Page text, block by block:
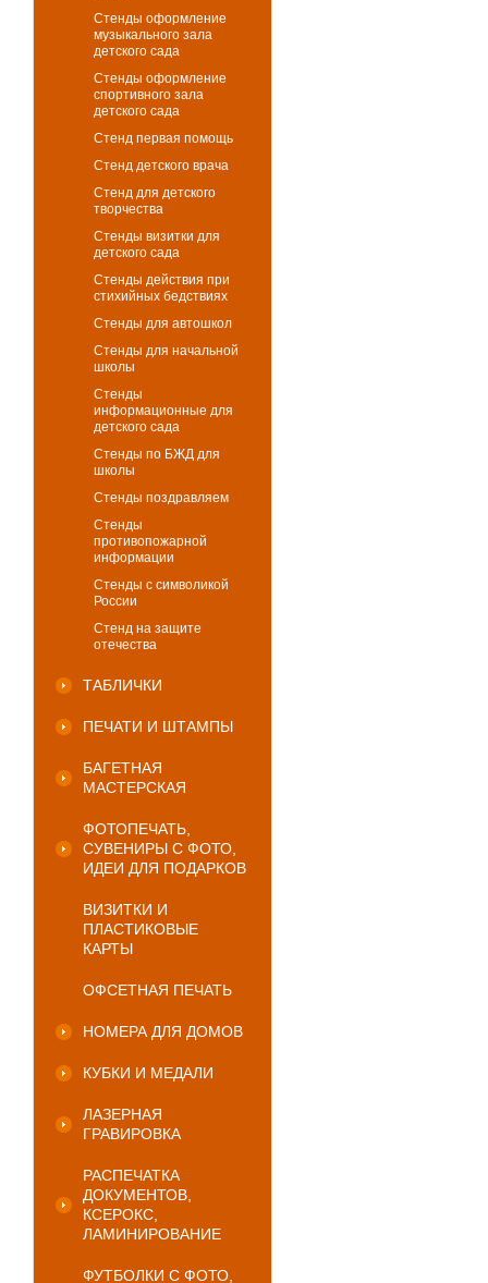
Стенды оформление
музыкального зала
детского сада
Стенды оформление
спортивного зала
детского сада
Стенд первая помощь
Стенд детского врача
Стенд для детского
творчества
Стенды визитки для
детского сада
Стенды действия при
стихийных бедствиях
Стенды для автошкол
Стенды для начальной
школы
Стенды
информационные для
детского сада
Стенды по БЖД для
школы
Стенды поздравляем
Стенды
противопожарной
информации
Стенды с символикой
России
Стенд на защите
отечества
ТАБЛИЧКИ
ПЕЧАТИ И ШТАМПЫ
БАГЕТНАЯ
МАСТЕРСКАЯ
ФОТОПЕЧАТЬ,
СУВЕНИРЫ С ФОТО,
ИДЕИ ДЛЯ ПОДАРКОВ
ВИЗИТКИ И
ПЛАСТИКОВЫЕ
КАРТЫ
ОФСЕТНАЯ ПЕЧАТЬ
НОМЕРА ДЛЯ ДОМОВ
КУБКИ И МЕДАЛИ
ЛАЗЕРНАЯ
ГРАВИРОВКА
РАСПЕЧАТКА
ДОКУМЕНТОВ,
КСЕРОКС,
ЛАМИНИРОВАНИЕ
ФУТБОЛКИ С ФОТО,